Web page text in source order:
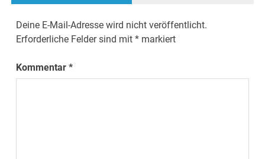
Deine E-Mail-Adresse wird nicht veröffentlicht.
Erforderliche Felder sind mit* markiert
Kommentar*